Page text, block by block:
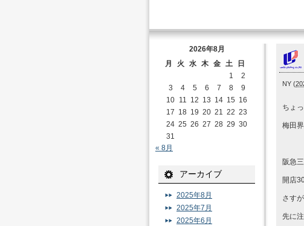
NY (
ちょ
梅田
阪急
開店
さす
先に
2026年8月
月
火 水 木 金 土
日
1
2
3
4 5 6 7 8
9
10 11 12 13 14 15 16
17 18 19 20 21 22 23
24 25 26 27 28 29 30
31
« 8月
アーカイブ
2025年8月
2025年7月
2025年6月